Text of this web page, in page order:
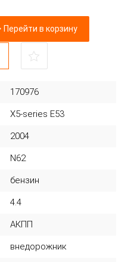
Перейти в корзину
170976
X5-series E53
2004
N62
бензин
4.4
АКПП
внедорожник